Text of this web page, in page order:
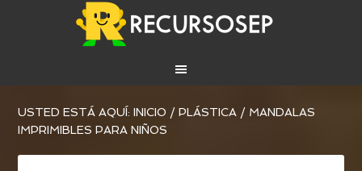
USTED ESTÁ AQUÍ:INICIO / PLÁSTICA / MANDALAS
IMPRIMIBLES PARA NIÑOS